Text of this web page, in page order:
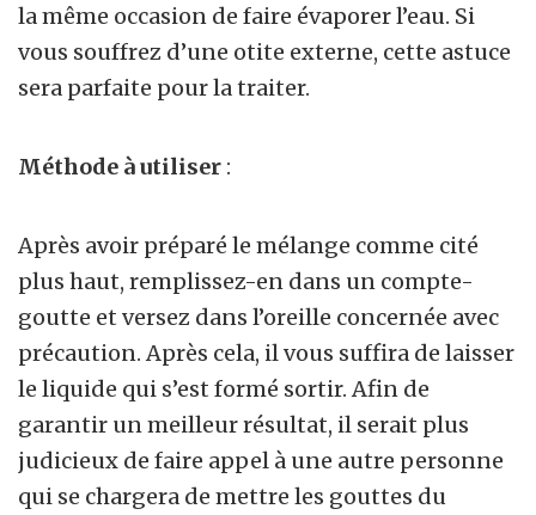
la même occasion de faire évaporer l’eau. Si
vous souffrez d’une otite externe, cette astuce
sera parfaite pour la traiter.
Méthode à utiliser :
Après avoir préparé le mélange comme cité
plus haut, remplissez-en dans un compte-
goutte et versez dans l’oreille concernée avec
précaution. Après cela, il vous suffira de laisser
le liquide qui s’est formé sortir. Afin de
garantir un meilleur résultat, il serait plus
judicieux de faire appel à une autre personne
qui se chargera de mettre les gouttes du